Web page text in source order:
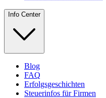
Info Center
Blog
FAQ
Erfolgsgeschichten
Steuerinfos für Firmen